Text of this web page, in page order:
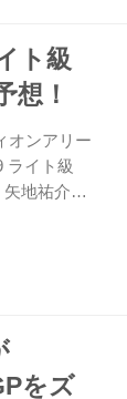
≫
よる試合予
イト級
画 ≫ ライ
≫ ライト
ト級
想！
オンアリー
ライト級
地祐介が
に出場す
スタボと
RIZIN.19
地 祐介
をズ